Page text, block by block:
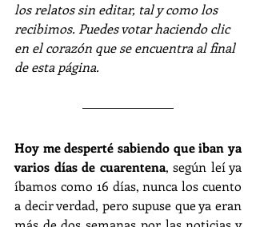
los relatos sin editar, tal y como los
recibimos. Puedes votar haciendo clic
en el corazón que se encuentra al final
de esta página.
Hoy me desperté sabiendo que iban ya
varios días de cuarentena, según leí ya
íbamos como 16 días, nunca los cuento
a decir verdad, pero supuse que ya eran